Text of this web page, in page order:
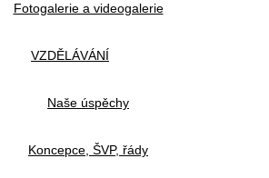
Fotogalerie a videogalerie
VZDĚLÁVÁNÍ
Naše úspěchy
Koncepce, ŠVP, řády